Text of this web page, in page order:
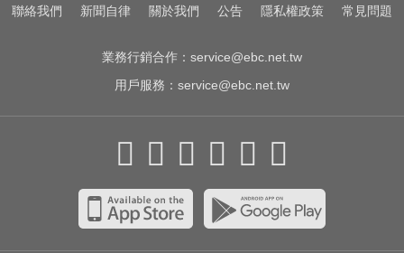
聯絡我們 新聞自律 關於我們 公告 隱私權政策 常見問題
業務行銷合作： service@ebc.net.tw
用戶服務： service@ebc.net.tw